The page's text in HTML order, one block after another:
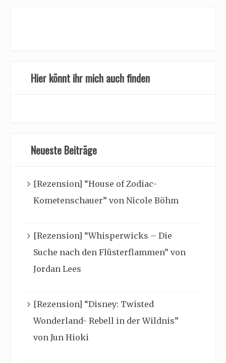
Hier könnt ihr mich auch finden
Neueste Beiträge
[Rezension] “House of Zodiac-
Kometenschauer” von Nicole Böhm
[Rezension] “Whisperwicks – Die
Suche nach den Flüsterflammen” von
Jordan Lees
[Rezension] “Disney: Twisted
Wonderland- Rebell in der Wildnis”
von Jun Hioki